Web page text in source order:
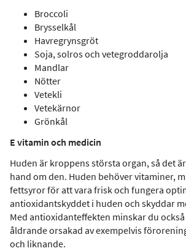
Broccoli
Brysselkål
Havregrynsgröt
Soja, solros och vetegroddarolja
Mandlar
Nötter
Vetekli
Vetekärnor
Grönkål
E vitamin och medicin
Huden är kroppens största organ, så det
hand om den. Huden behöver vitaminer,
fettsyror för att vara frisk och fungera
antioxidantskyddet i huden och skyddar
Med antioxidanteffekten minskar du
åldrande orsakad av exempelvis
och liknande.